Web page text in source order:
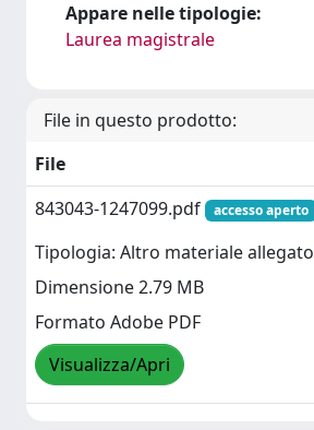
Appare nelle tipologie:
Laurea magistrale
File in questo prodotto:
File
843043-1247099.pdf
accesso aperto
Tipologia: Altro materiale allegato
Dimensione 2.79 MB
Formato Adobe PDF
Visualizza/Apri